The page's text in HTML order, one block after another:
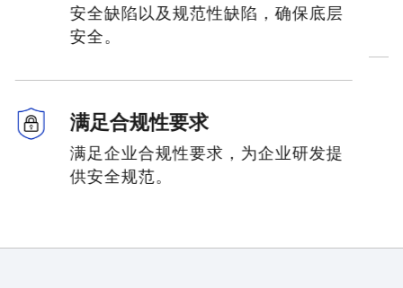
安全缺陷以及规范性缺陷，确保底层
安全。
满足合规性要求
满足企业合规性要求，为企业研发提
供安全规范。